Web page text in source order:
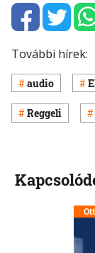
További hírek:
audio
Reggeli